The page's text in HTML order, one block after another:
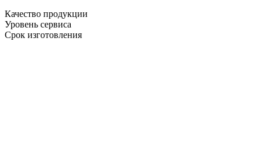
Качество продукции
Уровень сервиса
Срок изготовления